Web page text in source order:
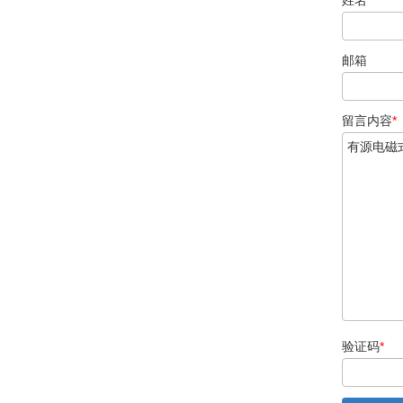
邮箱
留言内容*
验证码*